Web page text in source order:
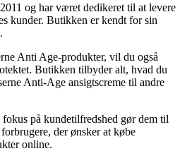
og har været dedikeret til at levere
kunder. Butikken er kendt for sin
Anti Age-produkter, vil du også
Butikken tilbyder alt, hvad du
Anti-Age ansigtscreme til andre
på kundetilfredshed gør dem til
der ønsker at købe
online.